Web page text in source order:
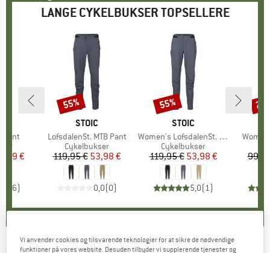
LANGE CYKELBUKSER TOPSELLERE
Pant
pris
€
6)
MÆRKE
STOIC
Artikel
LofsdalenSt. MTB Pant
Produktgruppe
Cykelbukser
Pris
119,95 €Nedsat pris
53,98 €
0,0(0)
Rabat
55%
MÆRKE
STOIC
Artikel
Women's LofsdalenSt. MTB Pant
Produktgruppe
Cykelbukser
Pris
119,95 €Nedsat pris
53,98 €
5,0(1)
Rabat
55%
Artikel
Vi anvender cookies og tilsvarende teknologier for at sikre de nødvendige
funktioner på vores website. Desuden tilbyder vi supplerende tjenester og